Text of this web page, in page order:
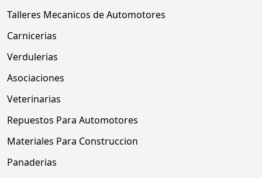
Talleres Mecanicos de Automotores
Carnicerias
Verdulerias
Asociaciones
Veterinarias
Repuestos Para Automotores
Materiales Para Construccion
Panaderias